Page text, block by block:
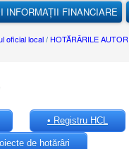
INFORMAȚII FINANCIARE
oficial local/ HOTĂRÂRILE
• Registru HCL
de hotărâri